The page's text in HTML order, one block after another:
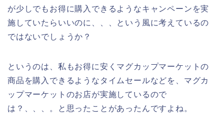
が少しでもお得に購入できるようなキャンペーンを実
施していたらいいのに、、、という風に考えているの
ではないでしょうか？
というのは、私もお得に安くマグカップマーケットの
商品を購入できるようなタイムセールなどを、マグカ
ップマーケットのお店が実施しているので
は？、、、。と思ったことがあったんですよね。